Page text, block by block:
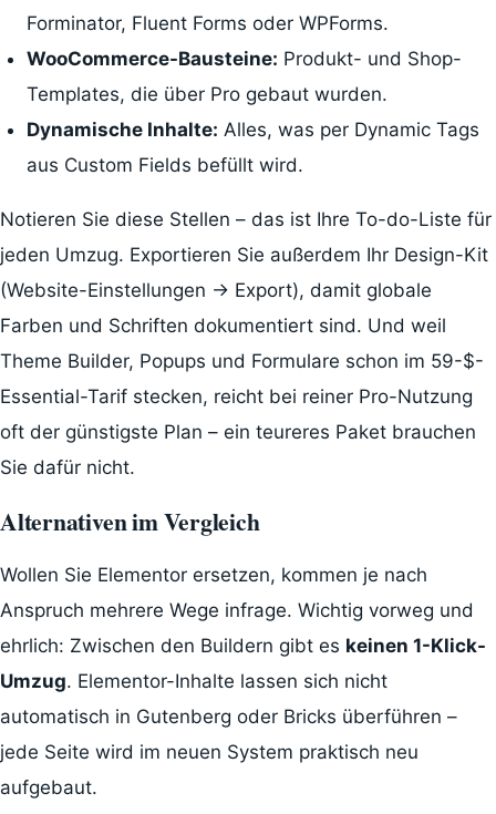
Forminator, Fluent Forms oder WPForms.
WooCommerce-Bausteine: Produkt- und Shop-
Templates, die über Pro gebaut wurden.
Dynamische Inhalte: Alles, was per Dynamic Tags
aus Custom Fields befüllt wird.
Notieren Sie diese Stellen – das ist Ihre To-do-Liste für
jeden Umzug. Exportieren Sie außerdem Ihr Design-Kit
(Website-Einstellungen → Export), damit globale
Farben und Schriften dokumentiert sind. Und weil
Theme Builder, Popups und Formulare schon im 59-$-
Essential-Tarif stecken, reicht bei reiner Pro-Nutzung
oft der günstigste Plan – ein teureres Paket brauchen
Sie dafür nicht.
Alternativen im Vergleich
Wollen Sie Elementor ersetzen, kommen je nach
Anspruch mehrere Wege infrage. Wichtig vorweg und
ehrlich: Zwischen den Buildern gibt es keinen 1-Klick-
Umzug. Elementor-Inhalte lassen sich nicht
automatisch in Gutenberg oder Bricks überführen –
jede Seite wird im neuen System praktisch neu
aufgebaut.